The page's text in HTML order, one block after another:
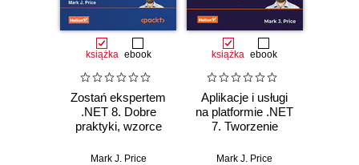
książka ebook
Zostań ekspertem
.NET 8. Dobre
praktyki, wzorce
debugowanie i
Mark J. Price
książka ebook
Aplikacje i usługi
na platformie .NET
7. Tworzenie
projektów opartych
Mark J. Price